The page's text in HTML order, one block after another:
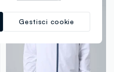
Gestisci cookie